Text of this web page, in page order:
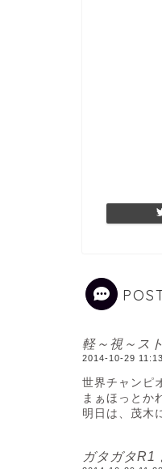
軽～視～ス
2014-10-29 11:13
世界チャンピ
まぁほっとか
明日は、茂木
ガタガタR1